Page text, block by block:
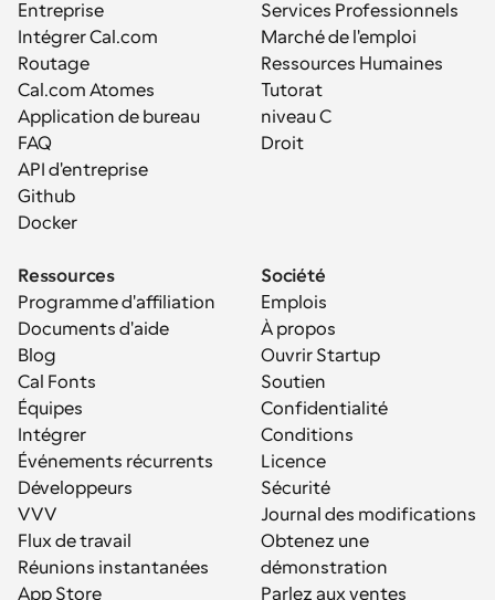
Entreprise
Intégrer Cal.com
Routage
Cal.com Atomes
Application de bureau
FAQ
API d'entreprise
Github
Docker
Services Professionnels
Marché de l'emploi
Ressources Humaines
Tutorat
niveau C
Droit
Ressources
Programme d'affiliation
Documents d'aide
Blog
Cal Fonts
Équipes
Intégrer
Événements récurrents
Développeurs
VVV
Flux de travail
Réunions instantanées
App Store
Société
Emplois
À propos
Ouvrir Startup
Soutien
Confidentialité
Conditions
Licence
Sécurité
Journal des modifications
Obtenez une
démonstration
Parlez aux ventes